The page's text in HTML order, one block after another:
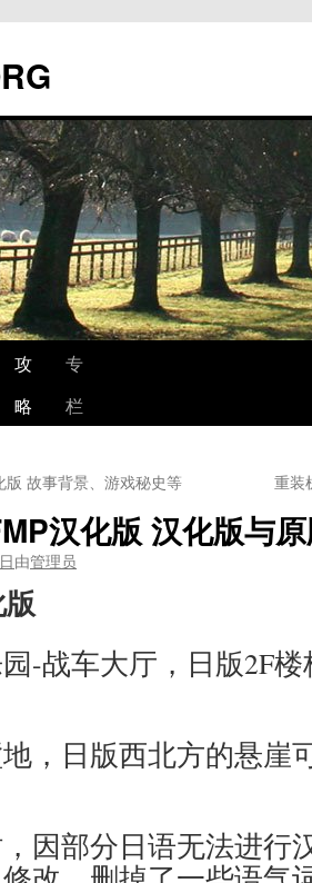
攻
略
专
栏
故事背景、游戏秘史等 重装
汉化版 汉化版与
由管理员
版
-战车大厅，日版2F
，日版西北方的悬崖
因部分日语无法进行